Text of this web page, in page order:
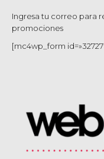
Ingresa tu correo para
promociones
[mc4wp_form